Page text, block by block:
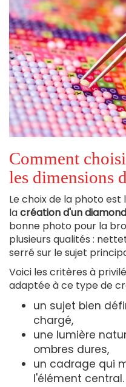
Comment
les dimensions
Le choix de la photo
lacréation d'un
bonne photo pour la
plusieurs qualités :
serré sur le sujet
Voici les critères à
adaptée à ce type de
un sujet bien
chargé,
une lumière
ombres dures,
un cadrage qui
l'élément central.